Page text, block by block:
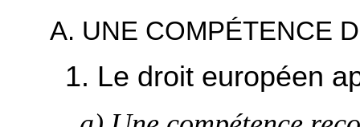
A. UNE COMPÉTENCE
1. Le droit européen